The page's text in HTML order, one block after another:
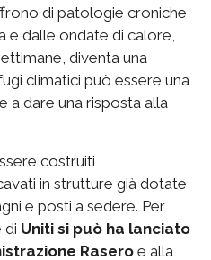
di patologie croniche
e dalle ondate di calore,
diventa una
climatici può essere una
a dare una risposta alla
costruiti
in strutture già dotate
e posti a sedere. Per
di Uniti si può ha lanciato
Rasero e alla